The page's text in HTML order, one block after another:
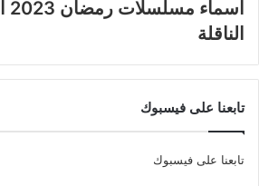
الناقلة
تابعنا على فيسبوك
تابعنا على فيسبوك